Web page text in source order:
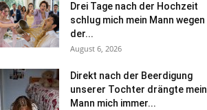
Drei Tage nach der Hochzeit
schlug mich mein Mann wegen
der...
August 6, 2026
Direkt nach der Beerdigung
unserer Tochter drängte mein
Mann mich immer...